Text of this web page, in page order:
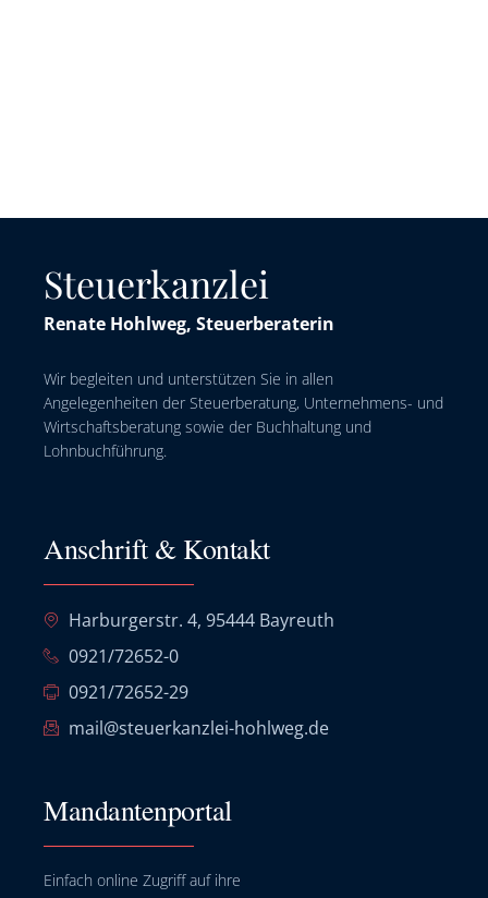
Steuerkanzlei
Renate Hohlweg, Steuerberaterin
Wir begleiten und unterstützen Sie in allen
Angelegenheiten der Steuerberatung, Unternehmens- und
Wirtschaftsberatung sowie der Buchhaltung und
Lohnbuchführung.
Anschrift & Kontakt
Harburgerstr. 4, 95444 Bayreuth
0921/72652-0
0921/72652-29
mail@steuerkanzlei-hohlweg.de
Mandantenportal
Einfach online Zugriff auf ihre